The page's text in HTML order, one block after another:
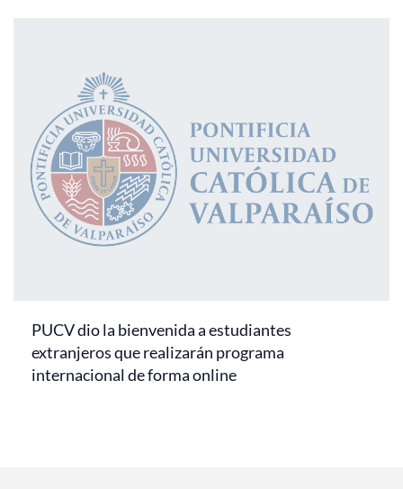
PUCV dio la bienvenida a estudiantes
extranjeros que realizarán programa
internacional de forma online